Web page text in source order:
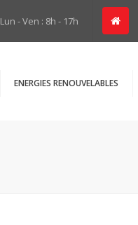
Lun - Ven : 8h - 17h
ENERGIES RENOUVELABLES